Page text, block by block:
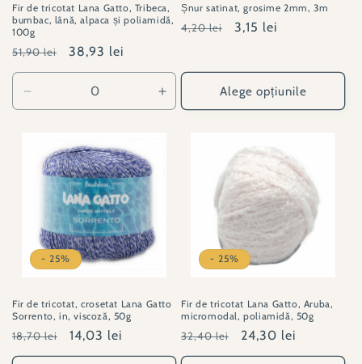
Fir de tricotat Lana Gatto, Tribeca,
bumbac, lână, alpaca și poliamidă,
100g
Preț
obișnuit
51,90 lei
Preț
redus
38,93 lei
cantitatea
LG#001021-
30133
Creșteți
cantitatea
LG#001021-
Șnur satinat, grosime 2mm, 3m
Preț
4,20 lei
Preț
3,15 lei
Alege opțiunile
- 25%
Fir de tricotat, crosetat Lana Gatto
Sorrento, in, viscoză, 50g
Preț
obișnuit
18,70 lei
Preț
redus
14,03 lei
- 25%
Fir de tricotat Lana Gatto, Aruba,
micromodal, poliamidă, 50g
Preț
obișnuit
32,40 lei
Preț
redus
24,30 lei